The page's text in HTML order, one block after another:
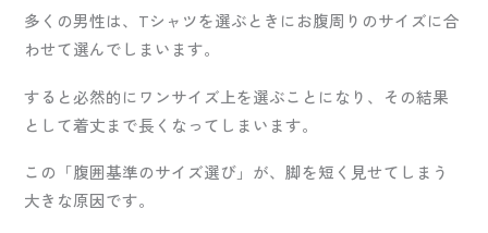
多くの男性は、Tシャツを選ぶときにお腹周りのサイズに合
わせて選んでしまいます。
すると必然的にワンサイズ上を選ぶことになり、その結果
として着丈まで長くなってしまいます。
この「腹囲基準のサイズ選び」が、脚を短く見せてしまう
大きな原因です。